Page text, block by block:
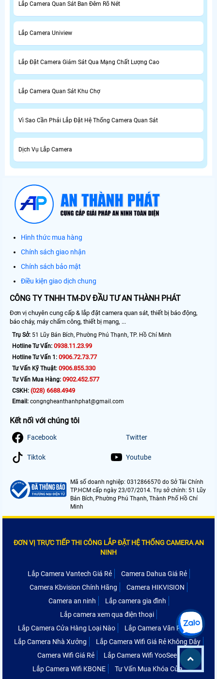
Lắp Camera Quan Sát Ban Đêm Rõ Nét
Lắp Camera Uniview
Lắp Đặt Camera Giám Sát Qua Mạng Chất Lượng Cao
Lắp Camera Quan Sát Khu Chợ
Vì Sao Cần Phải Lắp Đặt Hệ Thống Camera Quan Sát
Dịch Vụ Lắp Camera
Hình thức mua hàng
Chính sách giao nhận
Chính sách bảo mật
Điều kiện giao dịch chung
CÔNG TY TNHH TM-DV ĐẦU TƯ AN THÀNH PHÁT
Đơn vị chuyên cung cấp & lắp đặt camera quan sát, thiết bị báo động,
báo cháy, máy chấm công, thiết bị mạng, ...
Trụ Sở: 51 Lũy Bán Bích, Phường Phú Thạnh, TP. Hồ Chí Minh
Hotline Tư Vấn: 0938.11.23.99
Hotline Tư Vấn 1: 0906.72.73.77
Tư Vấn Kỹ Thuật: 0906.855.330
Tư Vấn Mua Hàng: 0902.452.577
CSKH: (028) 6688.4949
Email: congngheanthanhphat@gmail.com
Kết nối với chúng tôi
Facebook Twitter
Tiktok Youtube
Mã số doanh nghiệp: 0312866570 do Sở Tài Chính
TP.HCM cấp ngày 23/07/2014. Trụ sở chính: 51 Lũy
Bán Bích, Phường Phú Thạnh, Thành Phố Hồ Chí
Minh
ĐƠN VỊ TRỰC TIẾP THI CÔNG LẮP ĐẶT HỆ THỐNG CAMERA AN
NINH
Lắp Camera Vantech Giá Rẻ
Camera Dahua Giá Rẻ
Camera Kbvision Chính Hãng
Camera HIKVISION
Camera an ninh
Lắp camera gia đình
Lắp camera xem qua điện thoại
Lắp Camera Cửa Hàng Loại Nào
Lắp Camera Văn Phòng
Lắp Camera Nhà Xưởng
Lắp Camera Wifi Giá Rẻ Không Dây
Camera Wifi Giá Rẻ
Lắp Camera Wifi YooSee
Lắp Camera Wifi KBONE
Tư Vấn Mua Khóa Cửa